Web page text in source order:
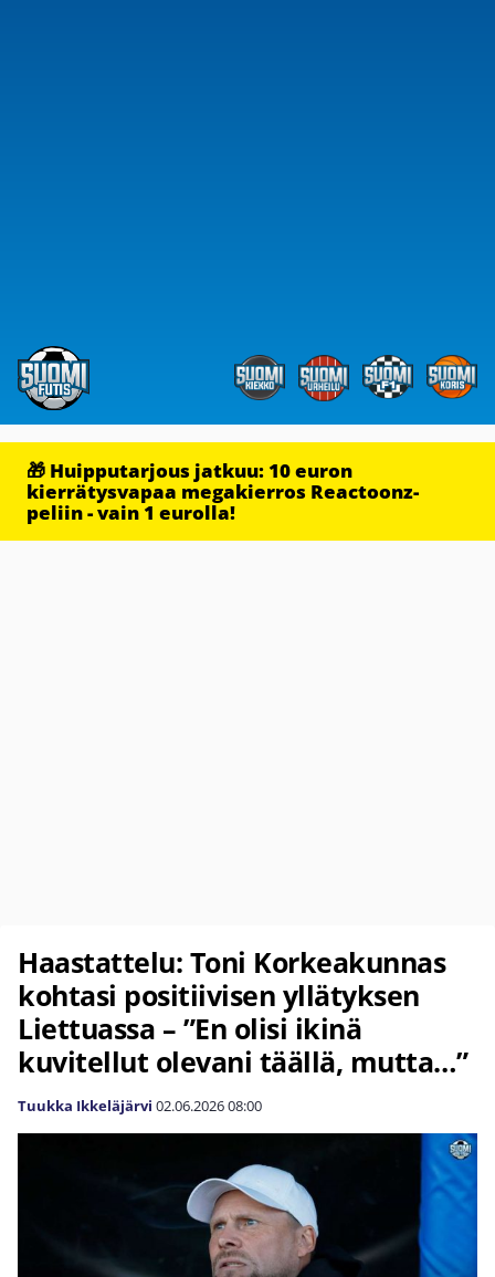
🎁 Huipputarjous jatkuu: 10 euron
kierrätysvapaa megakierros Reactoonz-
peliin - vain 1 eurolla!
Haastattelu: Toni Korkeakunnas
kohtasi positiivisen yllätyksen
Liettuassa – ”En olisi ikinä
kuvitellut olevani täällä, mutta…”
Tuukka Ikkeläjärvi 02.06.202608:00